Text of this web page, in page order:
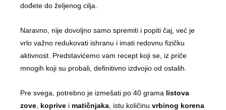
dođete do željenog cilja.
Naravno, nije dovoljno samo spremiti i popiti čaj, već je
vrlo važno redukovati ishranu i imati redovnu fizičku
aktivnost. Predstavićemo vam recept koji se, iz priče
mnogih koji su probali, definitivno izdvojio od ostalih.
Pre svega, potrebno je izmešati po 40 grama listova
zove, koprive i matičnjaka, istu količinu vrbinog korena